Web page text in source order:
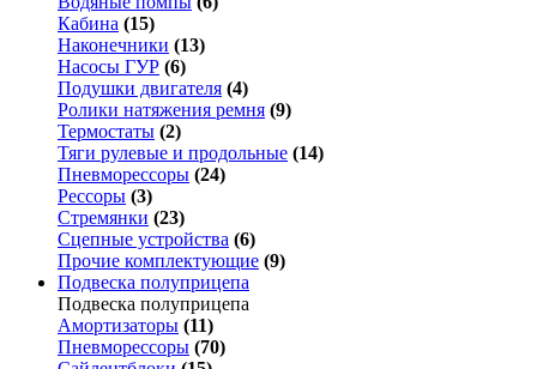
Кабина (15)
Наконечники (13)
Насосы ГУР (6)
Подушки двигателя (4)
Ролики натяжения ремня (9)
Термостаты (2)
Тяги рулевые и продольные (14)
Пневморессоры (24)
Рессоры (3)
Стремянки (23)
Сцепные устройства (6)
Прочие комплектующие (9)
Подвеска полуприцепа
Подвеска полуприцепа
Амортизаторы (11)
Пневморессоры (70)